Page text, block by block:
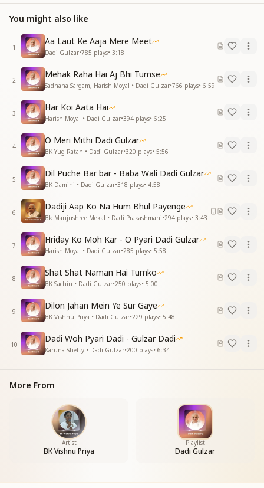
अपने ही सजाये थी
प्रभु मिलनकी वो राते
अपने ही कराये थी
प्रभु से वो मुलाकाते
कितनी सुखदाई वो दृष्टि वरदानी थी
दादी वो प्यारी दादी
सबकी जिंदगानी थी
प्रभु प्रीतम की मूरत
हमने न सोचा था
ये दिन भी आएगा
नदी सागर का संगम
यूंही फिहर जाएगा
प्रभु मिलन की वेला
बीती कहानी थी
दादी वो प्यारी दादी
सबकी जिंदगानी थी
प्रभु प्रीतम की मूरत
दिल से करते ये वंदन
श्रद्धासुमन अर्पण
है अमर तेरी यादें
वो प्यार की सौगातें
कभी भूल न पाएंगे
वो बाते मुलाकाते
प्रभु प्यार जगानेवाली
तेरी वाणी सुहानी थी
दादी वो प्यारी दादी
सबकी जिंदगानी थी
प्रभु प्रीतम की मूरत
सूरत वो नुरानी थी
दादी वो प्यारी दादी
प्रभु प्रीतम की मूरत
You might also like
1
Aa Laut Ke Aaja Mere Meet
Dadi Gulzar•785 plays• 3:18
2
Mehak Raha Hai Aj Bhi Tumse
Sadhana Sargam, Harish Moyal • Dadi Gulzar•766 plays• 6:59
3
Har Koi Aata Hai
Harish Moyal • Dadi Gulzar•394 plays• 6:25
4
O Meri Mithi Dadi Gulzar
BK Yug Ratan • Dadi Gulzar•320 plays• 5:56
5
Dil Puche Bar bar - Baba Wali Dadi Gulzar
BK Damini • Dadi Gulzar•318 plays• 4:58
6
Dadiji Aap Ko Na Hum Bhul Payenge
Bk Manjushree Mekal • Dadi Prakashmani•294 plays• 3:43
7
Hriday Ko Moh Kar - O Pyari Dadi Gulzar
Harish Moyal • Dadi Gulzar•285 plays• 5:58
8
Shat Shat Naman Hai Tumko
BK Sachin • Dadi Gulzar•250 plays• 5:00
9
Dilon Jahan Mein Ye Sur Gaye
BK Vishnu Priya • Dadi Gulzar•229 plays• 5:48
10
Dadi Woh Pyari Dadi - Gulzar Dadi
Karuna Shetty • Dadi Gulzar•200 plays• 6:34
More From
Artist
BK Vishnu Priya
Playlist
Dadi Gulzar